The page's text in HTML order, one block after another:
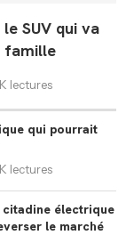
SUV qui va
famille
lectures
qui pourrait
lectures
citadine électrique
le marché